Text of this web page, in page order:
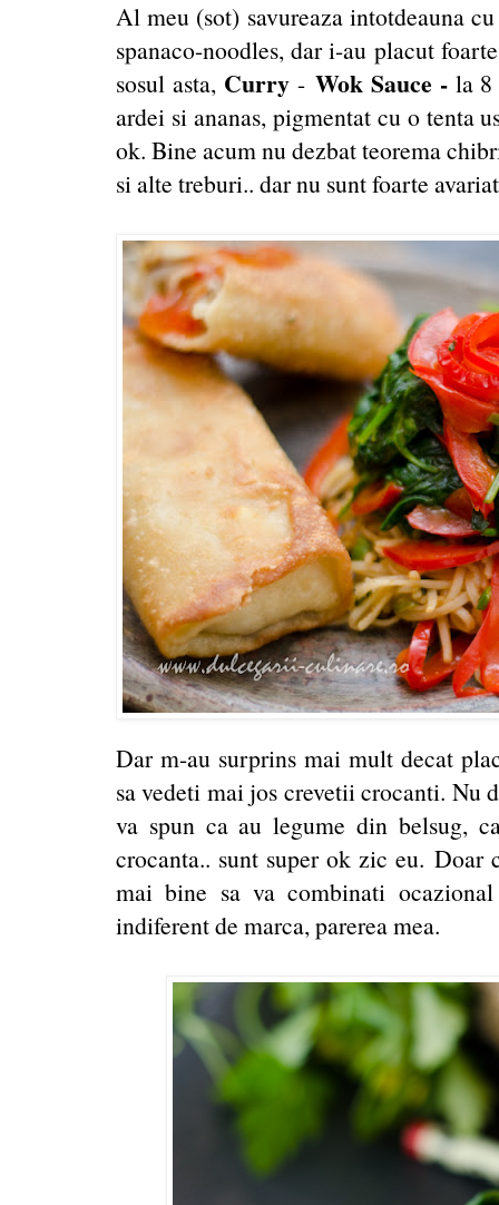
Al meu (sot) savureaza intotdeauna
spanaco-noodles, dar i-au placut
sosul asta, Curry- Wok Sauce - la
ardei si ananas, pigmentat cu o tenta
ok. Bine acum nu dezbat teorema
si alte treburi.. dar nu sunt foarte
Dar m-au surprins mai mult decat
sa vedeti mai jos crevetii crocanti. Nu
va spun ca au legume din belsug,
crocanta.. sunt super ok zic eu. Doar
mai bine sa va combinati
indiferent de marca, parerea mea.